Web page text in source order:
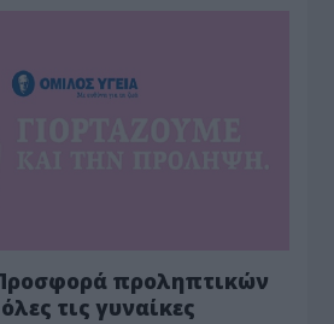
προληπτικών
τις γυναίκες